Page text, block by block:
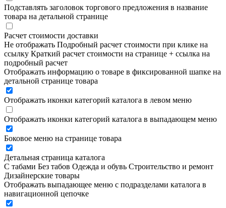
Подставлять заголовок торгового предложения в название
товара на детальной странице
Расчет стоимости доставки
Не отображать Подробный расчет стоимости при клике на
ссылку Краткий расчет стоимости на странице + ссылка на
подробный расчет
Отображать информацию о товаре в фиксированной шапке на
детальной странице товара
Отображать иконки категорий каталога в левом меню
Отображать иконки категорий каталога в выпадающем меню
Боковое меню на странице товара
Детальная страница каталога
С табами Без табов Одежда и обувь Строительство и ремонт
Дизайнерские товары
Отображать выпадающее меню с подразделами каталога в
навигационной цепочке